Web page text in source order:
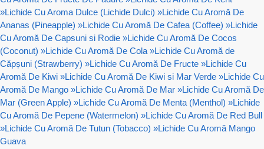
»Lichide Cu Aroma Dulce (Lichide Dulci) »Lichide Cu Aromă De
Ananas (Pineapple) »Lichide Cu Aromă De Cafea (Coffee) »Lichide
Cu Aromă De Capsuni si Rodie »Lichide Cu Aromă De Cocos
(Coconut) »Lichide Cu Aromă De Cola »Lichide Cu Aromă de
Căpșuni (Strawberry) »Lichide Cu Aromă De Fructe »Lichide Cu
Aromă De Kiwi »Lichide Cu Aromă De Kiwi si Mar Verde »Lichide Cu
Aromă De Mango »Lichide Cu Aromă De Mar »Lichide Cu Aromă De
Mar (Green Apple) »Lichide Cu Aromă De Menta (Menthol) »Lichide
Cu Aromă De Pepene (Watermelon) »Lichide Cu Aromă De Red Bull
»Lichide Cu Aromă De Tutun (Tobacco) »Lichide Cu Aromă Mango
Guava